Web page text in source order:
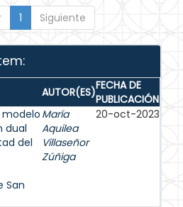
1 Siguiente
AUTOR(ES)FECHA DE
PUBLICACIÓN
modelo
dual
del
San
María
Aquilea
Villaseñor
Zúñiga
20-oct-2023